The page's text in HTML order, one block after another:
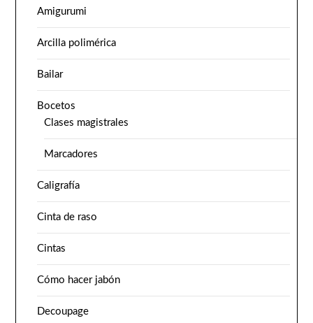
Amigurumi
Arcilla polimérica
Bailar
Bocetos
Clases magistrales
Marcadores
Caligrafía
Cinta de raso
Cintas
Cómo hacer jabón
Decoupage